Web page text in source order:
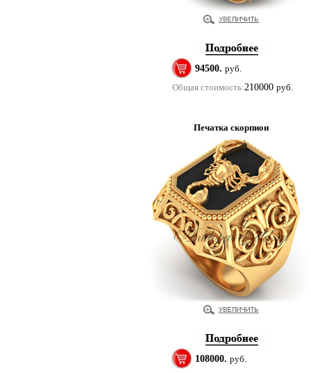
94500. руб.
Общая стоимость:210000 руб.
Печатка скорпион
108000. руб.